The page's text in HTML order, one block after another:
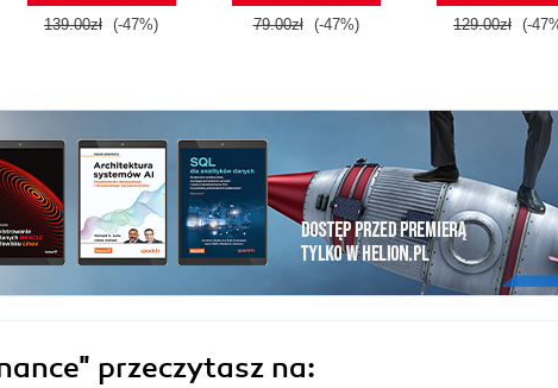
139.00zł (-47%) 79.00zł (-47%) 129.00zł (-
przeczytasz na: